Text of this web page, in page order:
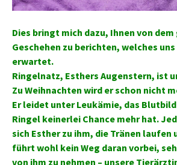
Dies bringt mich dazu, Ihnen von
Geschehen zu berichten, welches
erwartet.
Ringelnatz, Esthers Augenstern, ist
Zu Weihnachten wird er schon nicht
Er leidet unter Leukämie, das
Ringel keinerlei Chance mehr hat.
sich Esther zu ihm, die Tränen laufen
führt wohl kein Weg daran vorbei,
von ihm zu nehmen – unsere